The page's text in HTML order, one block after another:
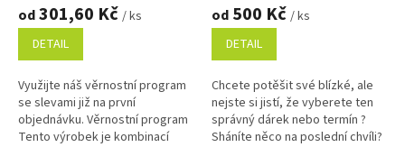
od301,60 Kč / ks
DETAIL
Využijte náš věrnostní program
se slevami již na první
objednávku. Věrnostní program
Tento výrobek je kombinací
od 500 Kč / ks
DETAIL
Chcete potěšit své blízké, ale
nejste si jistí, že vyberete ten
správný dárek nebo termín ?
Sháníte něco na poslední chvíli?